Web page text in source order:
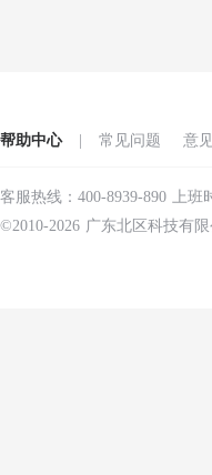
帮助中心 常见问题 意
客服热线：400-8939-890 上班
©2010-2026 广东北区科技有